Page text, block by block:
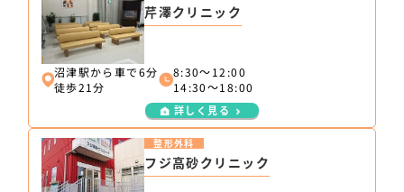
芹澤クリニック
沼津駅から車で6分
徒歩21分
8:30～12:00
14:30～18:00
詳しく見る
フジ高砂クリニック
整形外科